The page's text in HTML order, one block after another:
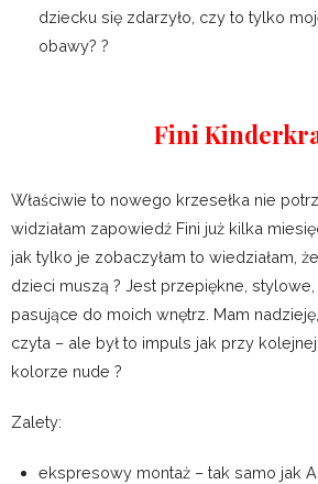
dziecku się zdarzyło, czy to tylko
obawy? ?
Fini
Właściwie to nowego krzesełka nie
widziałam zapowiedź Fini już kilka
jak tylko je zobaczyłam to wiedziałam,
dzieci muszą ? Jest przepiękne,
pasujące do moich wnętrz. Mam
czyta – ale był to impuls jak przy
kolorze nude ?
Zalety:
ekspresowy montaż – tak samo jak